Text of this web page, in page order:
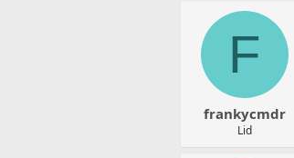
F
frankycmdr
Lid